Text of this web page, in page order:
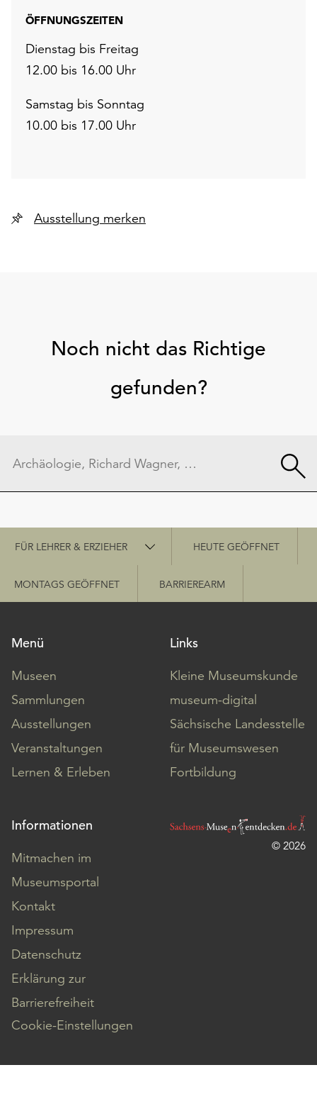
ÖFFNUNGSZEITEN
Dienstag bis Freitag
12.00 bis 16.00 Uhr
Samstag bis Sonntag
10.00 bis 17.00 Uhr
Ausstellung merken
Noch nicht das Richtige
gefunden?
Schnellzugriff
FÜR LEHRER & ERZIEHER HEUTE GEÖFFNET
MONTAGS GEÖFFNET BARRIEREARM
Menü
Museen
Sammlungen
Ausstellungen
Veranstaltungen
Lernen & Erleben
Links
Kleine Museumskunde
museum-digital
Sächsische Landesstelle
für Museumswesen
Fortbildung
Informationen
Mitmachen im
Museumsportal
Kontakt
Impressum
Datenschutz
Erklärung zur
Barrierefreiheit
Cookie-Einstellungen
© 2026